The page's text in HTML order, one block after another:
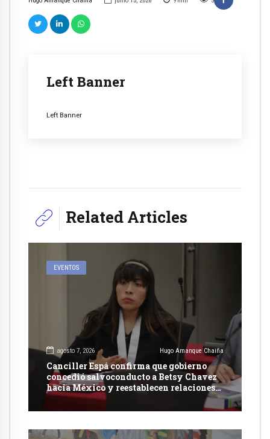
Left Banner
Left Banner
Related Articles
EVENTOS
agosto 7, 2026 Hugo Amanque Chaiña
Canciller Espá confirma que gobierno
concedió salvoconducto a Betsy Chavez
hacia México y reestablecen relaciones
con dicho país